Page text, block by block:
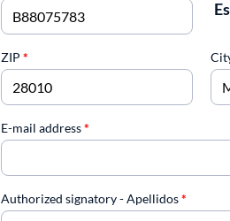
ZIP *
E-mail address*
Authorized signatory - Apellidos*